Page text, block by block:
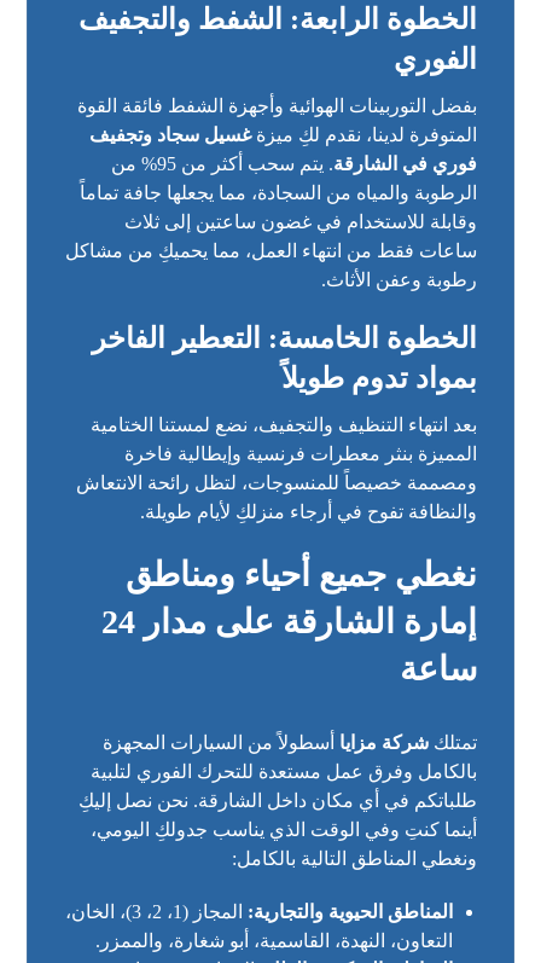
الخطوة الرابعة: الشفط والتجفيف
الفوري
بفضل التوربينات الهوائية وأجهزة الشفط فائقة القوة
المتوفرة لدينا، نقدم لكِ ميزةغسيل سجاد وتجفيف
فوري في الشارقة
. يتم سحب أكثر من 95% من
الرطوبة والمياه من السجادة، مما يجعلها جافة تماماً
وقابلة للاستخدام في غضون ساعتين إلى ثلاث
ساعات فقط من انتهاء العمل، مما يحميكِ من مشاكل
رطوبة وعفن الأثاث.
الخطوة الخامسة: التعطير الفاخر
بمواد تدوم طويلاً
بعد انتهاء التنظيف والتجفيف، نضع لمستنا الختامية
المميزة بنثر معطرات فرنسية وإيطالية فاخرة
ومصممة خصيصاً للمنسوجات، لتظل رائحة الانتعاش
والنظافة تفوح في أرجاء منزلكِ لأيام طويلة.
نغطي جميع أحياء ومناطق
إمارة الشارقة على مدار 24
ساعة
تمتلكشركة مزايا أسطولاً من السيارات المجهزة
بالكامل وفرق عمل مستعدة للتحرك الفوري لتلبية
طلباتكم في أي مكان داخل الشارقة. نحن نصل إليكِ
أينما كنتِ وفي الوقت الذي يناسب جدولكِ اليومي،
ونغطي المناطق التالية بالكامل:
المناطق الحيوية والتجارية:
المجاز (1، 2، 3)، الخان،
التعاون، النهدة، القاسمية، أبو شغارة، والممزر.